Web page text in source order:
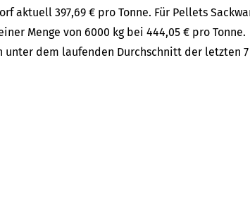
aktuell 397,69 € pro Tonne. Für Pellets
Menge von 6000 kg bei 444,05 € pro Tonne.
unter dem laufenden Durchschnitt der letzten 7